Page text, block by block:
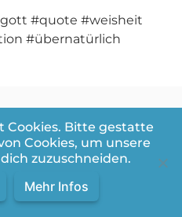
#quote #weisheit
#übernatürlich
Playlist:
Cookies. Bitte gestatte
Cookies, um unsere
zuzuschneiden.
Mehr Infos